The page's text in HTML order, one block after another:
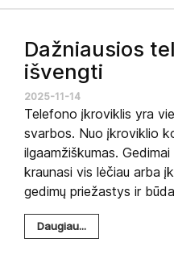
Dažniausios
išvengti
2025-11-14
Telefono įkroviklis yra
svarbos. Nuo įkroviklio
ilgaamžiškumas.
kraunasi vis lėčiau arba
gedimų priežastys ir
Daugiau...